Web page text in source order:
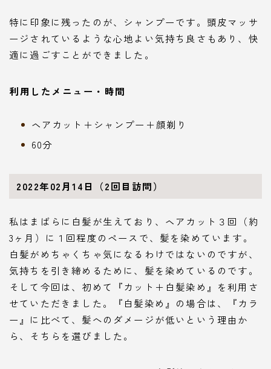
Follow Me
特に印象に残ったのが、シャンプーです。頭皮マッサ
ージされているような心地よい気持ち良さもあり、快
適に過ごすことができました。
利用したメニュー・時間
ヘアカット＋シャンプー＋顔剃り
60分
2022年02月14日（2回目訪問）
私はまばらに白髪が生えており、ヘアカット３回（約
3ヶ月）に１回程度のペースで、髪を染めています。
白髪がめちゃくちゃ気になるわけではないのですが、
気持ちを引き締めるために、髪を染めているのです。
そして今回は、初めて『カット＋白髪染め』を利用さ
せていただきました。『白髪染め』の場合は、『カラ
ー』に比べて、髪へのダメージが低いという理由か
ら、そちらを選びました。